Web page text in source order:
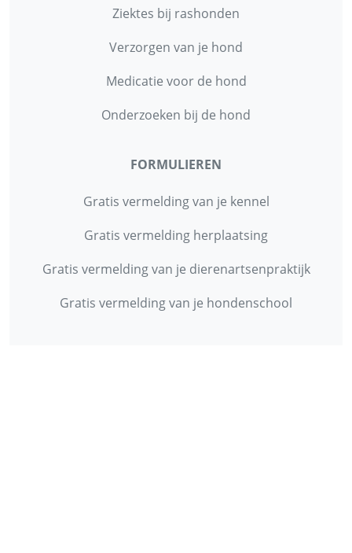
Ziektes bij rashonden
Verzorgen van je hond
Medicatie voor de hond
Onderzoeken bij de hond
FORMULIEREN
Gratis vermelding van je kennel
Gratis vermelding herplaatsing
Gratis vermelding van je dierenartsenpraktijk
Gratis vermelding van je hondenschool